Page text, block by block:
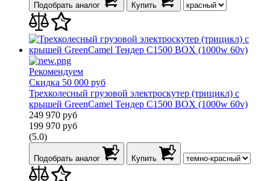
Подобрать аналог Купить
Рекомендуем
Скидка 50 000 руб
Трехколесный грузовой электроскутер (трицикл) с
крышей GreenCamel Тендер C1500 BOX (1000w 60v)
249 970 руб
199 970 руб
(5.0)
Подобрать аналог Купить